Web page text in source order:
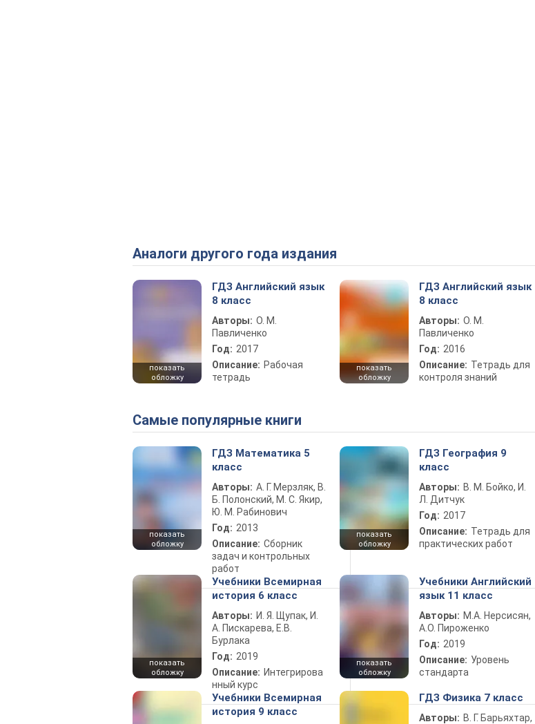
Аналоги другого года издания
показать
обложку
ГДЗ Английский язык
8 класс
Авторы: О. М.
Павличенко
Год: 2017
Описание: Рабочая
тетрадь
показать
обложку
ГДЗ Английский язык
8 класс
Авторы: О. М.
Павличенко
Год: 2016
Описание: Тетрадь для
контроля знаний
Самые популярные книги
показать
обложку
ГДЗ Математика 5
класс
Авторы: А. Г. Мерзляк, В.
Б. Полонский, М. С. Якир,
Ю. М. Рабинович
Год: 2013
Описание: Сборник
задач и контрольных
работ
показать
обложку
ГДЗ География 9
класс
Авторы: В. М. Бойко, И.
Л. Дитчук
Год: 2017
Описание: Тетрадь для
практических работ
показать
обложку
Учебники Всемирная
история 6 класс
Авторы: И. Я. Щупак, И.
А. Пискарева, Е.В.
Бурлака
Год: 2019
Описание: Интегрирова
нный курс
показать
обложку
Учебники Английский
язык 11 класс
Авторы: М.А. Нерсисян,
А.О. Пироженко
Год: 2019
Описание: Уровень
стандарта
Учебники Всемирная
история 9 класс
ГДЗ Физика 7 класс
Авторы: В. Г. Барьяхтар,